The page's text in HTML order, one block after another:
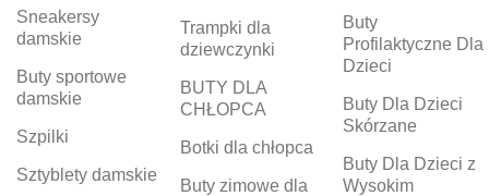
Sneakersy
damskie
Buty sportowe
damskie
Szpilki
Sztyblety damskie
Trampki dla
dziewczynki
BUTY DLA
CHŁOPCA
Botki dla chłopca
Buty zimowe dla
Buty
Profilaktyczne Dla
Dzieci
Buty Dla Dzieci
Skórzane
Buty Dla Dzieci z
Wysokim